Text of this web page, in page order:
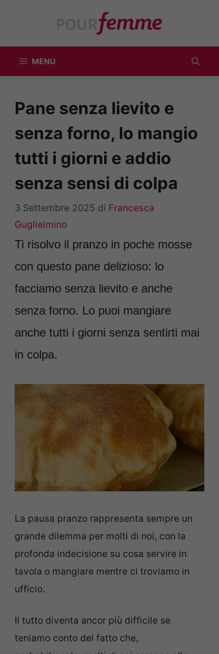
MENU
Pane senza lievito e
senza forno, lo mangio
tutti i giorni e addio
senza sensi di colpa
3 Settembre 2025 di Francesca
Guglielmino
Ti risolvo il pranzo in poche mosse
con questo pane delizioso: lo
facciamo senza lievito e anche
senza forno. Lo puoi mangiare
anche tutti i giorni senza sentirti mai
in colpa.
La pausa pranzo rappresenta sempre un
grande dilemma per molti di noi, con la
profonda indecisione su cosa servire in
tavola o mangiare mentre ci troviamo in
ufficio.
Il tutto diventa ancor più difficile se
teniamo conto del fatto che,